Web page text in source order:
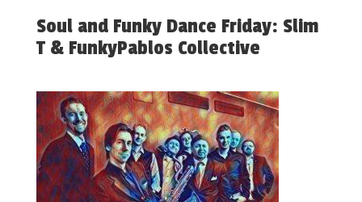
Soul and Funky Dance Friday: Slim
T & FunkyPablos Collective